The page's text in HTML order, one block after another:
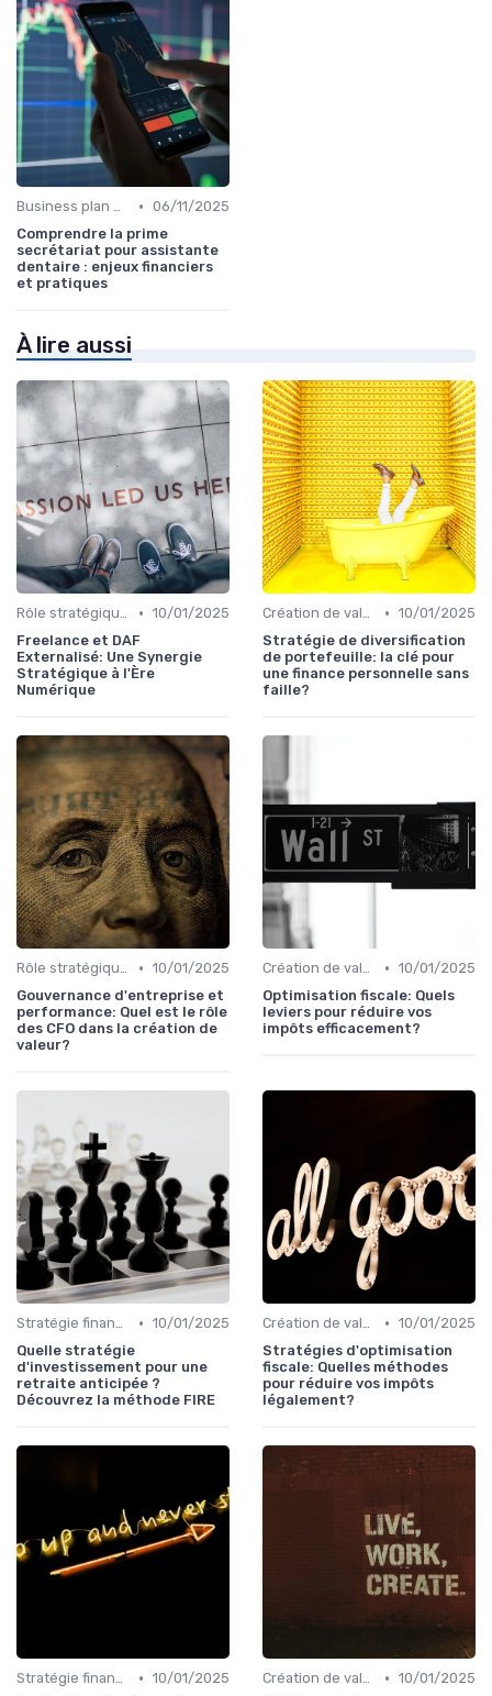
Business plan & modélisation financière • 06/11/2025
Comprendre la prime
secrétariat pour assistante
dentaire : enjeux financiers
et pratiques
À lire aussi
Rôle stratégique du CFO • 10/01/2025
Freelance et DAF
Externalisé: Une Synergie
Stratégique à l'Ère
Numérique
Création de valeur & rentabilité • 10/01/2025
Stratégie de diversification
de portefeuille: la clé pour
une finance personnelle sans
faille?
Rôle stratégique du CFO • 10/01/2025
Gouvernance d'entreprise et
performance: Quel est le rôle
des CFO dans la création de
valeur?
Création de valeur & rentabilité • 10/01/2025
Optimisation fiscale: Quels
leviers pour réduire vos
impôts efficacement?
Stratégie financière d’entreprise • 10/01/2025
Quelle stratégie
d'investissement pour une
retraite anticipée ?
Découvrez la méthode FIRE
Création de valeur & rentabilité • 10/01/2025
Stratégies d'optimisation
fiscale: Quelles méthodes
pour réduire vos impôts
légalement?
Stratégie financière d’entreprise • 10/01/2025
Création de valeur & rentabilité • 10/01/2025